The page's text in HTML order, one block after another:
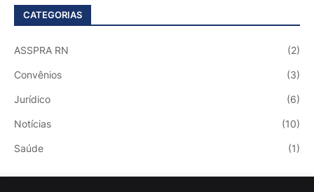
CATEGORIAS
ASSPRA RN (2)
Convênios (3)
Jurídico (6)
Notícias (10)
Saúde (1)